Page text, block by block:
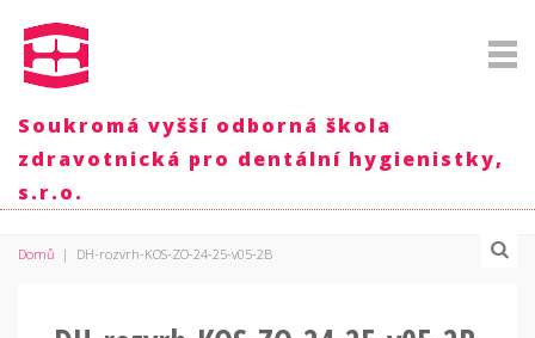
Soukromá vyšší odborná škola
zdravotnická pro dentální hygienistky,
s.r.o.
Domů | DH-rozvrh-KOS-ZO-24-25-v05-2B